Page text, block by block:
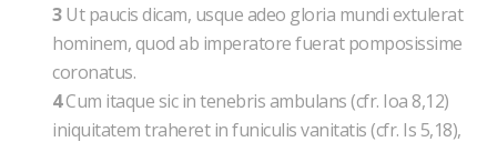
3Ut paucis dicam, usque adeo gloria mundi extulerat
hominem, quod ab imperatore fuerat pomposissime
coronatus.
4Cum itaque sic in tenebris ambulans (cfr. Ioa 8,12)
iniquitatem traheret in funiculis vanitatis (cfr. Is 5,18),